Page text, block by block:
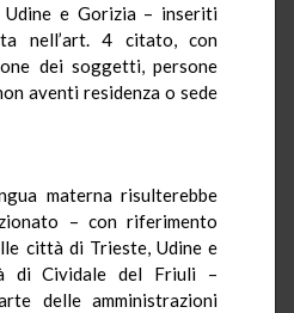
e Gorizia – inseriti
nell’art. 4 citato, con
dei soggetti, persone
aventi residenza o sede
materna risulterebbe
– con riferimento
città di Trieste, Udine e
di Cividale del Friuli –
delle amministrazioni